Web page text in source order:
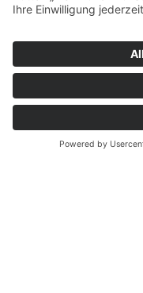
Bewertungen lesen